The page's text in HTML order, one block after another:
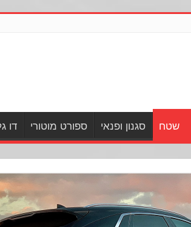
שטח סגנון ופנאי ספורט מוטורי דו